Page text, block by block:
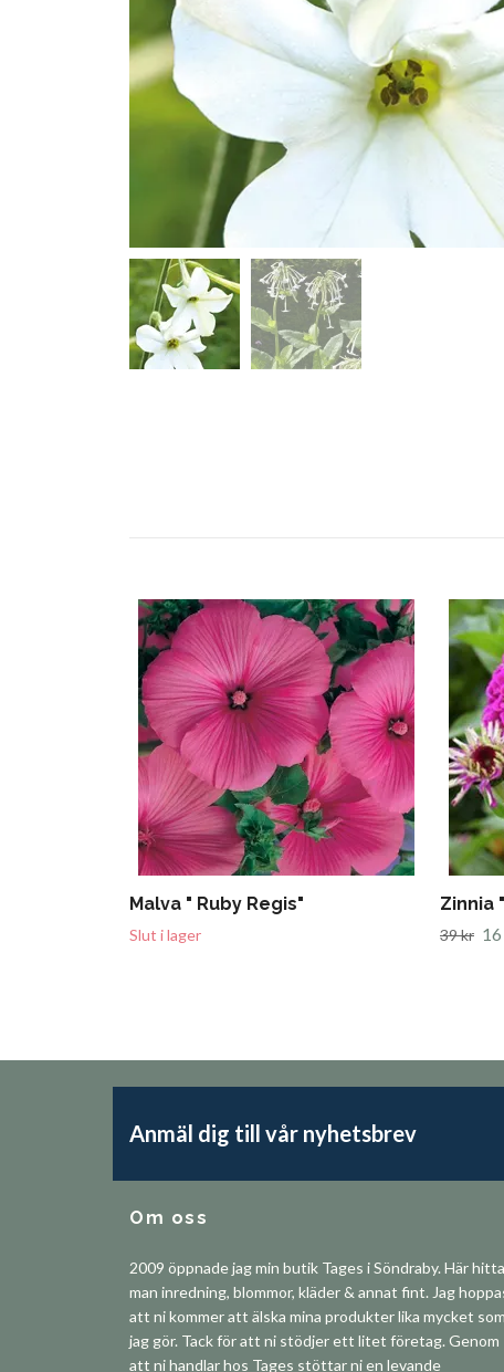
Malva " Ruby Regis"
Slut i lager
Zinnia
39 kr
Anmäl dig till vår nyhetsbrev
Om oss
2009 öppnade jag min butik Tages i Söndraby. Här
man inredning, blommor, kläder & annat fint. Jag
att ni kommer att älska mina produkter lika mycket som
jag gör. Tack för att ni stödjer ett litet företag. Genom
att ni handlar hos Tages stöttar ni en levande